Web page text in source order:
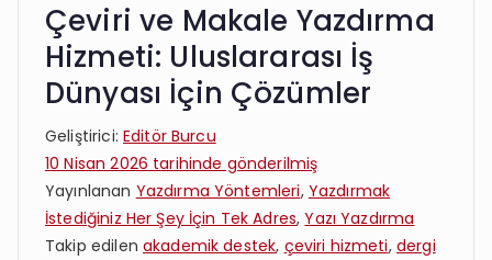
Çeviri ve Makale Yazdırma
Hizmeti: Uluslararası İş
Dünyası İçin Çözümler
Geliştirici: Editör Burcu
10 Nisan 2026 tarihinde gönderilmiş
Yayınlanan Yazdırma Yöntemleri, Yazdırmak
İstediğiniz Her Şey İçin Tek Adres,Yazı Yazdırma
Takip edilen akademik destek, çeviri hizmeti, dergi